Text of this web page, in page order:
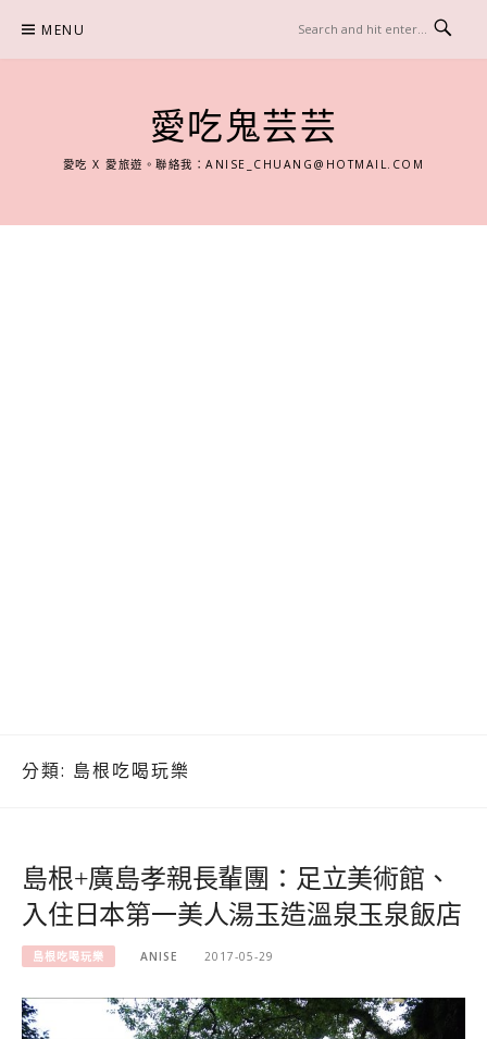
content
MENU
愛吃鬼芸芸
愛吃 X 愛旅遊。聯絡我：ANISE_CHUANG@HOTMAIL.COM
分類: 島根吃喝玩樂
島根+廣島孝親長輩團：足立美術館、
入住日本第一美人湯玉造溫泉玉泉飯店
島根吃喝玩樂 ANISE 2017-05-29